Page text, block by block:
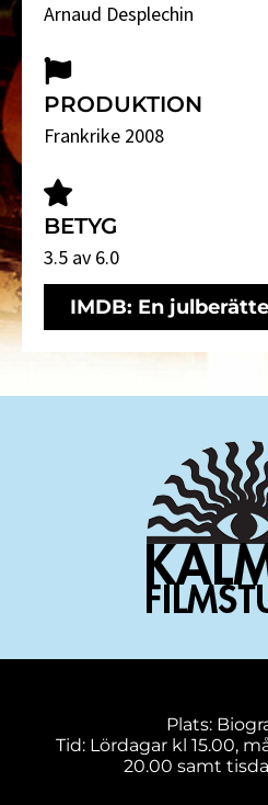
Arnaud Desplechin
PRODUKTION
Frankrike 2008
BETYG
3.5 av 6.0
IMDB: En
Plats:
Tid: Lördagar kl 15.00,
20.00 samt